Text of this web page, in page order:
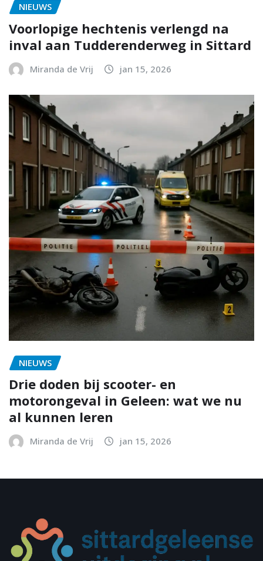
NIEUWS
Voorlopige hechtenis verlengd na
inval aan Tudderenderweg in Sittard
Miranda de Vrij jan 15, 2026
NIEUWS
Drie doden bij scooter- en
motorongeval in Geleen: wat we nu
al kunnen leren
Miranda de Vrij jan 15, 2026